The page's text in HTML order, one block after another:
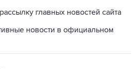
главных новостей сайта
новости в официальном